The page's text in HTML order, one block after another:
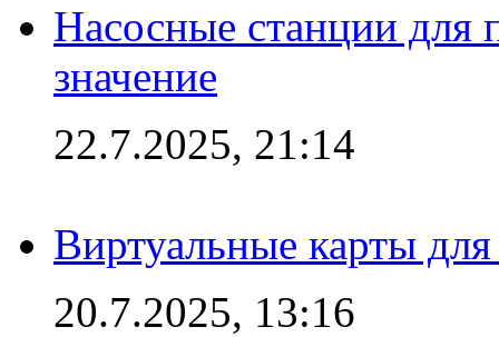
Насосные станции для
значение
22.7.2025, 21:14
Виртуальные карты
20.7.2025, 13:16